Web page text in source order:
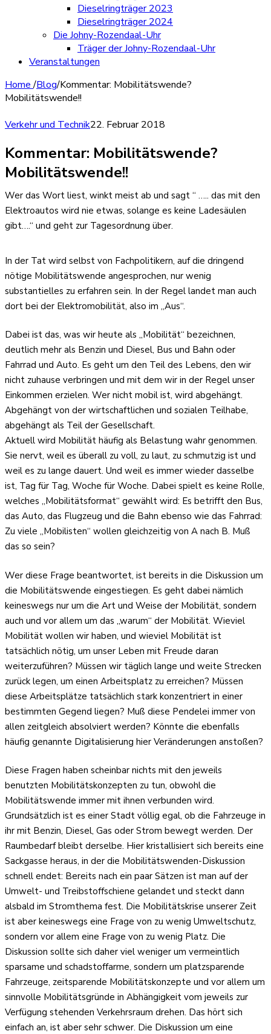
Dieselringträger 2023
Dieselringträger 2024
Die Johny-Rozendaal-Uhr
Träger der Johny-Rozendaal-Uhr
Veranstaltungen
Home/Blog/Kommentar: Mobilitätswende?
Mobilitätswende!!
Verkehr und Technik22. Februar 2018
Kommentar: Mobilitätswende?
Mobilitätswende!!
Wer das Wort liest, winkt meist ab und sagt “ ….. das mit den
Elektroautos wird nie etwas, solange es keine Ladesäulen
gibt….“ und geht zur Tagesordnung über.
In der Tat wird selbst von Fachpolitikern, auf die dringend
nötige Mobilitätswende angesprochen, nur wenig
substantielles zu erfahren sein. In der Regel landet man auch
dort bei der Elektromobilität, also im „Aus“.
Dabei ist das, was wir heute als „Mobilität“ bezeichnen,
deutlich mehr als Benzin und Diesel, Bus und Bahn oder
Fahrrad und Auto. Es geht um den Teil des Lebens, den wir
nicht zuhause verbringen und mit dem wir in der Regel unser
Einkommen erzielen. Wer nicht mobil ist, wird abgehängt.
Abgehängt von der wirtschaftlichen und sozialen Teilhabe,
abgehängt als Teil der Gesellschaft.
Aktuell wird Mobilität häufig als Belastung wahr genommen.
Sie nervt, weil es überall zu voll, zu laut, zu schmutzig ist und
weil es zu lange dauert. Und weil es immer wieder dasselbe
ist, Tag für Tag, Woche für Woche. Dabei spielt es keine Rolle,
welches „Mobilitätsformat“ gewählt wird: Es betrifft den Bus,
das Auto, das Flugzeug und die Bahn ebenso wie das Fahrrad:
Zu viele „Mobilisten“ wollen gleichzeitig von A nach B. Muß
das so sein?
Wer diese Frage beantwortet, ist bereits in die Diskussion um
die Mobilitätswende eingestiegen. Es geht dabei nämlich
keineswegs nur um die Art und Weise der Mobilität, sondern
auch und vor allem um das „warum“ der Mobilität. Wieviel
Mobilität wollen wir haben, und wieviel Mobilität ist
tatsächlich nötig, um unser Leben mit Freude daran
weiterzuführen? Müssen wir täglich lange und weite Strecken
zurück legen, um einen Arbeitsplatz zu erreichen? Müssen
diese Arbeitsplätze tatsächlich stark konzentriert in einer
bestimmten Gegend liegen? Muß diese Pendelei immer von
allen zeitgleich absolviert werden? Könnte die ebenfalls
häufig genannte Digitalisierung hier Veränderungen anstoßen?
Diese Fragen haben scheinbar nichts mit den jeweils
benutzten Mobilitätskonzepten zu tun, obwohl die
Mobilitätswende immer mit ihnen verbunden wird.
Grundsätzlich ist es einer Stadt völlig egal, ob die Fahrzeuge in
ihr mit Benzin, Diesel, Gas oder Strom bewegt werden. Der
Raumbedarf bleibt derselbe. Hier kristallisiert sich bereits eine
Sackgasse heraus, in der die Mobilitätswenden-Diskussion
schnell endet: Bereits nach ein paar Sätzen ist man auf der
Umwelt- und Treibstoffschiene gelandet und steckt dann
alsbald im Stromthema fest. Die Mobilitätskrise unserer Zeit
ist aber keineswegs eine Frage von zu wenig Umweltschutz,
sondern vor allem eine Frage von zu wenig Platz. Die
Diskussion sollte sich daher viel weniger um vermeintlich
sparsame und schadstoffarme, sondern um platzsparende
Fahrzeuge, zeitsparende Mobilitätskonzepte und vor allem um
sinnvolle Mobilitätsgründe in Abhängigkeit vom jeweils zur
Verfügung stehenden Verkehrsraum drehen. Das hört sich
einfach an, ist aber sehr schwer. Die Diskussion um eine